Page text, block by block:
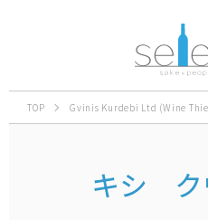
TOP Gvinis Kurdebi Ltd (Wine
キシ ク